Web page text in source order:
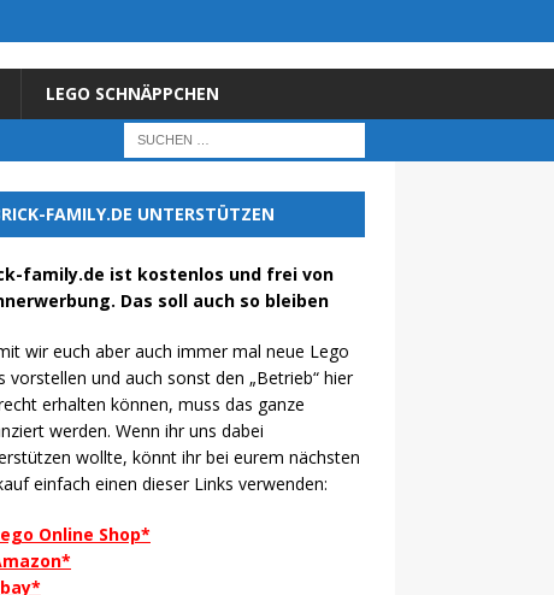
LEGO SCHNÄPPCHEN
FAMILY.DE UNTERSTÜTZEN
family.de ist kostenlos und frei von
Das soll auch so bleiben
wir euch aber auch immer mal neue Lego
vorstellen und auch sonst den „Betrieb“ hier
erhalten können, muss das ganze
werden. Wenn ihr uns dabei
wollte, könnt ihr bei eurem nächsten
einfach einen dieser Links verwenden:
Online Shop*